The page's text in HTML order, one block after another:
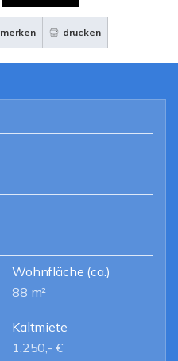
merken drucken
Wohnfläche (ca.)
88 m²
Kaltmiete
1.250,- €